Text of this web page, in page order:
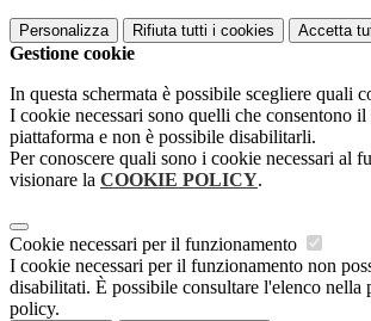
Personalizza Rifiuta tutti i cookies Accetta
Gestione cookie
In questa schermata è possibile scegliere quali
I cookie necessari sono quelli che consentono
piattaforma e non è possibile disabilitarli.
Per conoscere quali sono i cookie necessari al
visionare la COOKIE POLICY.
Cookie necessari per il funzionamento
I cookie necessari per il funzionamento non
disabilitati. È possibile consultare l'elenco nella
policy.